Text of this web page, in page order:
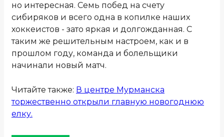
но интересная. Семь побед на счету
сибиряков и всего одна в копилке наших
хоккеистов - зато яркая и долгожданная. С
таким же решительным настроем, как и в
прошлом году, команда и болельщики
начинали новый матч.
Читайте также: В центре Мурманска
торжественно открыли главную новогоднюю
елку.